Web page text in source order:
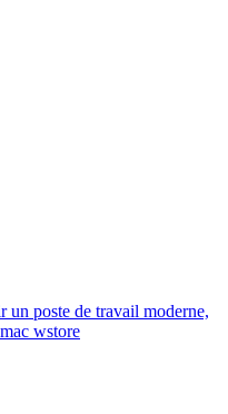
un poste de travail moderne,
wstore